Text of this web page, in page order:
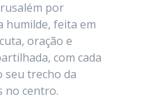
por
humilde, feita em
oração e
com cada
seu trecho da
no centro.